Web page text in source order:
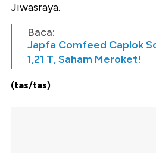
Jiwasraya.
Baca:
Japfa Comfeed Caplok
1,21 T, Saham Meroket!
(tas/tas)